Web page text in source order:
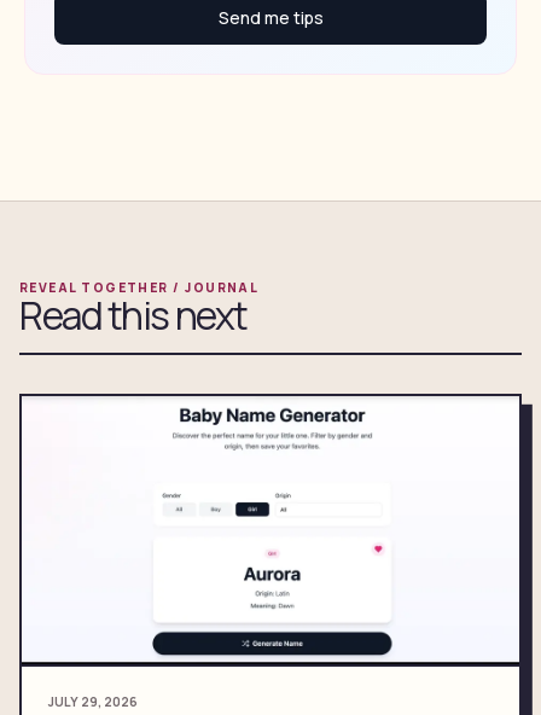
Send me tips
REVEAL TOGETHER / JOURNAL
Read this next
JULY 29, 2026